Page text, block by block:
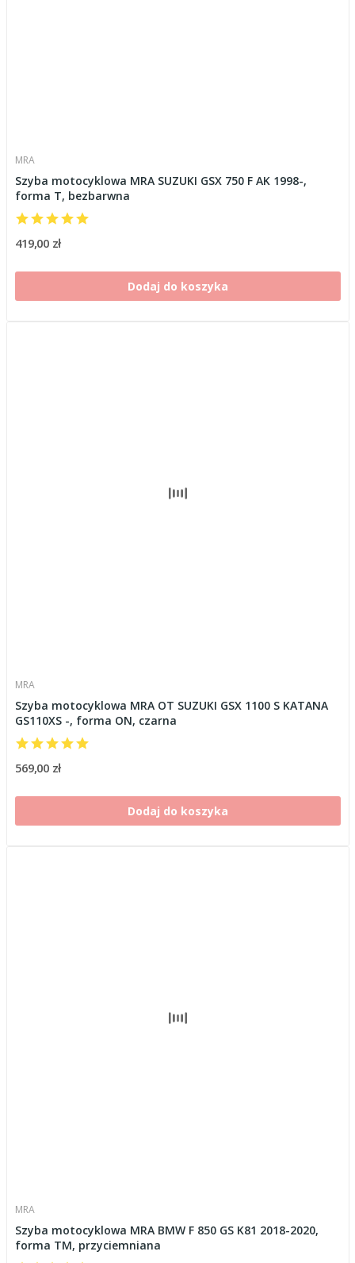
MRA
Szyba motocyklowa MRA SUZUKI GSX 750 F AK 1998-,
forma T, bezbarwna
419,00 zł
Dodaj do koszyka
MRA
Szyba motocyklowa MRA OT SUZUKI GSX 1100 S KATANA
GS110XS -, forma ON, czarna
569,00 zł
Dodaj do koszyka
MRA
Szyba motocyklowa MRA BMW F 850 GS K81 2018-2020,
forma TM, przyciemniana